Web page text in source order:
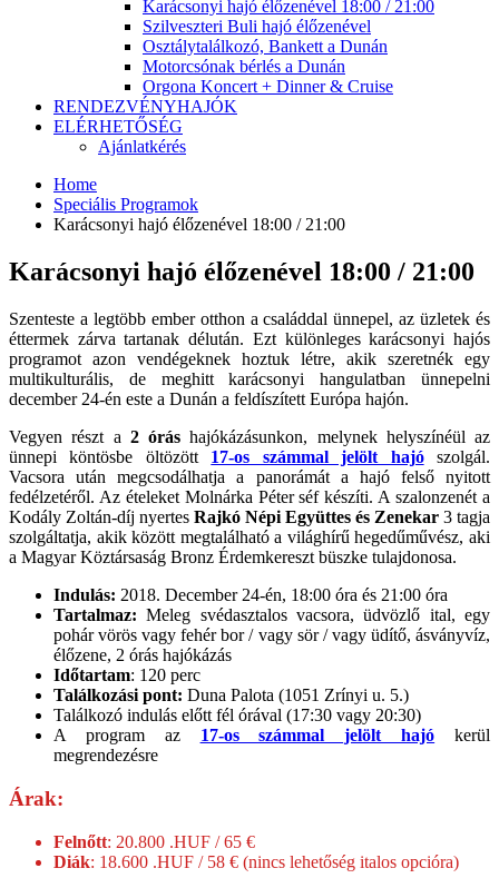
Karácsonyi hajó élőzenével 18:00 / 21:00
Szilveszteri Buli hajó élőzenével
Osztálytalálkozó, Bankett a Dunán
Motorcsónak bérlés a Dunán
Orgona Koncert + Dinner & Cruise
RENDEZVÉNYHAJÓK
ELÉRHETŐSÉG
Ajánlatkérés
Home
Speciális Programok
Karácsonyi hajó élőzenével 18:00 / 21:00
Karácsonyi hajó élőzenével 18:00 / 21:00
Szenteste a legtöbb ember otthon a családdal ünnepel, az üzletek és
éttermek zárva tartanak délután. Ezt különleges karácsonyi hajós
programot azon vendégeknek hoztuk létre, akik szeretnék egy
multikulturális, de meghitt karácsonyi hangulatban ünnepelni
december 24-én este a Dunán a feldíszített Európa hajón.
Vegyen részt a 2 órás hajókázásunkon, melynek helyszínéül az
ünnepi köntösbe öltözött 17-os számmal jelölt hajószolgál.
Vacsora után megcsodálhatja a panorámát a hajó felső nyitott
fedélzetéről. Az ételeket Molnárka Péter séf készíti. A szalonzenét a
Kodály Zoltán-díj nyertes Rajkó Népi Együttes és Zenekar 3 tagja
szolgáltatja, akik között megtalálható a világhírű hegedűművész, aki
a Magyar Köztársaság Bronz Érdemkereszt büszke tulajdonosa.
Indulás: 2018. December 24-én, 18:00 óra és 21:00 óra
Tartalmaz:Meleg svédasztalos vacsora, üdvözlő ital, egy
pohár vörös vagy fehér bor / vagy sör / vagy üdítő, ásványvíz,
élőzene, 2 órás hajókázás
Időtartam: 120 perc
Találkozási pont: Duna Palota (1051 Zrínyi u. 5.)
Találkozó indulás előtt fél órával (17:30 vagy 20:30)
A program az 17-os számmal jelölt hajó kerül
megrendezésre
Árak:
Felnőtt: 20.800 .HUF / 65 €
Diák: 18.600 .HUF / 58 € (nincs lehetőség italos opcióra)